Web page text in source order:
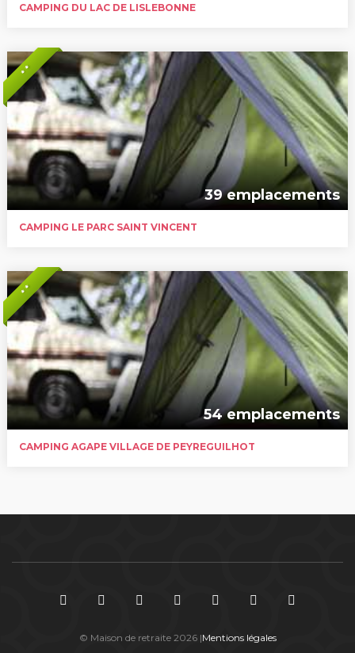
CAMPING DU LAC DE LISLEBONNE
* *
39 emplacements
CAMPING LE PARC SAINT VINCENT
* *
54 emplacements
CAMPING AGAPE VILLAGE DE PEYREGUILHOT
© Maison de retraite 2026 |Mentions légales